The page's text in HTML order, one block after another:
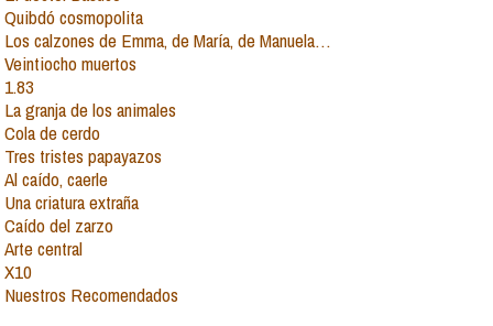
Quibdó cosmopolita
Los calzones de Emma, de María, de Manuela…
Veintiocho muertos
1.83
La granja de los animales
Cola de cerdo
Tres tristes papayazos
Al caído, caerle
Una criatura extraña
Caído del zarzo
Arte central
X10
Nuestros Recomendados